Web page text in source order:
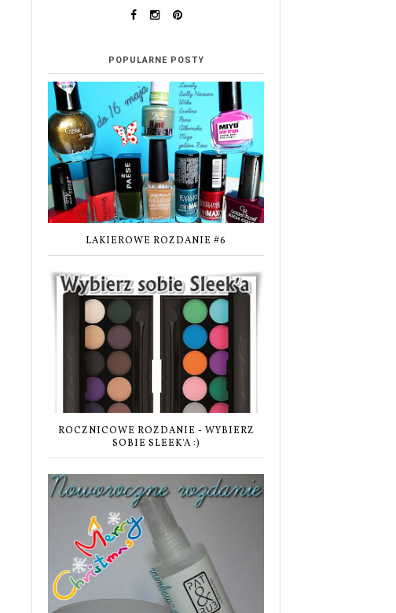
POPULARNE POSTY
LAKIEROWE ROZDANIE #6
ROCZNICOWE ROZDANIE - WYBIERZ
SOBIE SLEEK'A :)